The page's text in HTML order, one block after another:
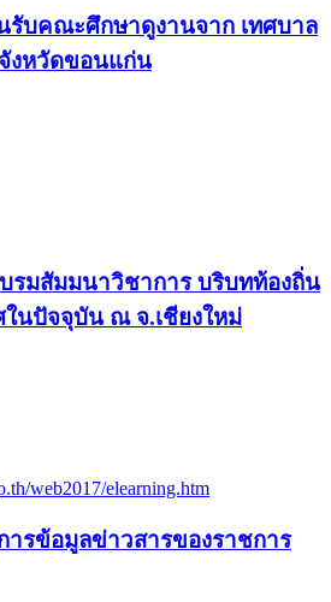
รับคณะศึกษาดูงานจาก เทศบาล
งหวัดขอนแก่น
รมสัมมนาวิชาการ บริบทท้องถิ่น
นปัจจุบัน ณ จ.เชียงใหม่
รข้อมูลข่าวสารของราชการ